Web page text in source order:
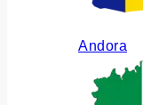
Andora